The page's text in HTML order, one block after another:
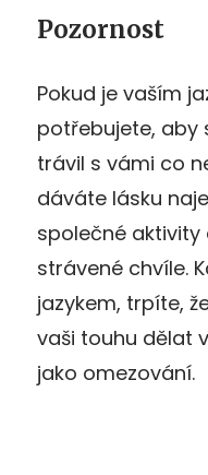
Pozornost
Pokud je vaším
potřebujete, aby
trávil s vámi co
dáváte lásku
společné
strávené chvíle.
jazykem, trpíte,
vaši touhu dělat
jako omezování.